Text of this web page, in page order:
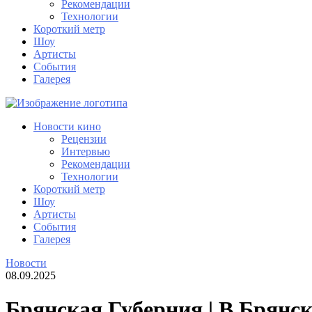
Рекомендации
Технологии
Короткий метр
Шоу
Артисты
События
Галерея
Новости кино
Рецензии
Интервью
Рекомендации
Технологии
Короткий метр
Шоу
Артисты
События
Галерея
Новости
08.09.2025